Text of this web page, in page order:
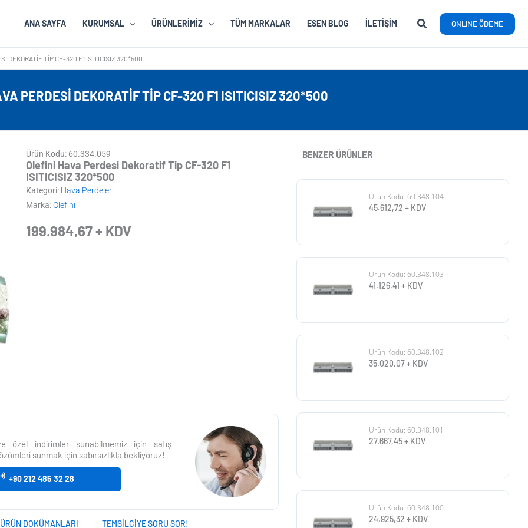
ANA SAYFA KURUMSAL ÜRÜNLERIMIZ TÜM MARKALAR ESEN BLOG İLETIŞIM ONLINE ÖDEME
DEKORATIF TIP CF-320 F1 ISITICISIZ 320*500
PERDESI DEKORATIF TIP CF-320 F1 ISITICISIZ 320*500
Ürün Kodu: 60.334.059
Olefini Hava Perdesi Dekoratif Tip CF-320 F1
ISITICISIZ 320*500
Kategori: Hava Perdeleri
Marka:Olefini
199.984,67+ KDV
özel indirimler sunabilmemiz için satış
sunmak için sabırsızlıkla bekliyoruz!
+90 212 485 32 28
ÜRÜN DOKÜMANLARI TEMSILCIYE SORU SOR!
BENZER ÜRÜNLER
Ürün Kodu: 60.348.104
45.612,72 + KDV
Ürün Kodu: 60.348.103
41.126,41 + KDV
Ürün Kodu: 60.348.102
35.020,07+ KDV
Ürün Kodu: 60.348.101
27.667,45+ KDV
Ürün Kodu: 60.348.100
24.925,32 + KDV